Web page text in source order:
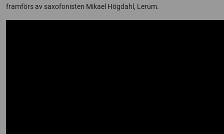
framförs av saxofonisten Mikael Högdahl, Lerum.